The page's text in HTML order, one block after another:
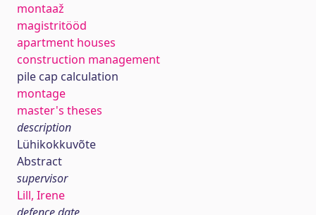
montaaž
magistritööd
apartment houses
construction management
pile cap calculation
montage
master's theses
description
Lühikokkuvõte
Abstract
supervisor
Lill, Irene